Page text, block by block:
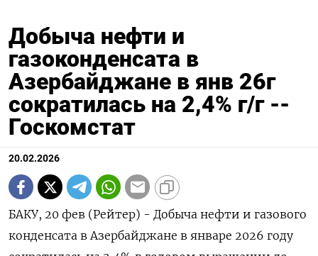
Добыча нефти и
газоконденсата в
Азербайджане в янв 26г
сократилась на 2,4% г/г --
Госкомстат
20.02.2026
БАКУ, 20 фев (Рейтер) - Добыча нефти и газового
конденсата в ‌Азербайджане в январе 2026 году